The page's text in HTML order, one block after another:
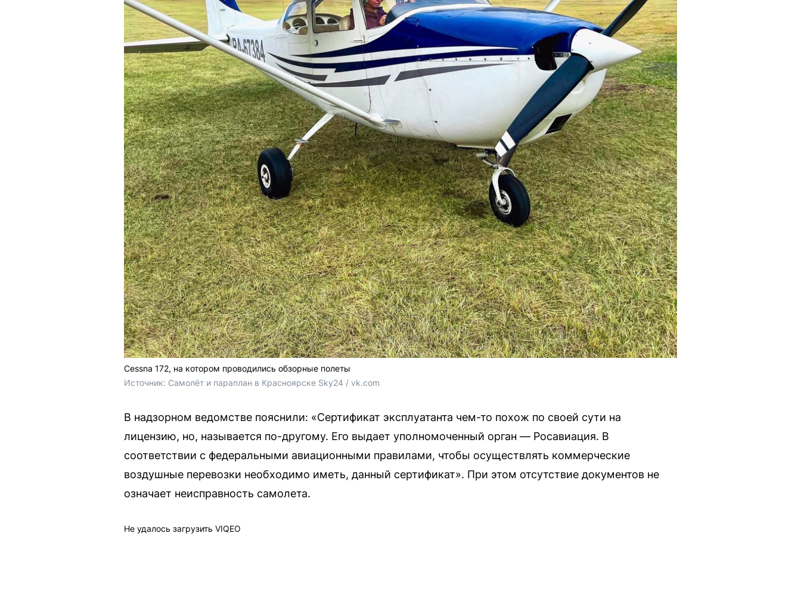
Cessna 172, на котором проводились обзорные полеты
Источник: Самолёт и параплан в Красноярске Sky24 / vk.com
В надзорном ведомстве пояснили: «Сертификат эксплуатанта чем-то похож по своей сути на
лицензию, но, называется по-другому. Его выдает уполномоченный орган — Росавиация. В
соответствии с федеральными авиационными правилами, чтобы осуществлять коммерческие
воздушные перевозки необходимо иметь, данный сертификат». При этом отсутствие документов не
означает неисправность самолета.
Не удалось загрузить VIQEO